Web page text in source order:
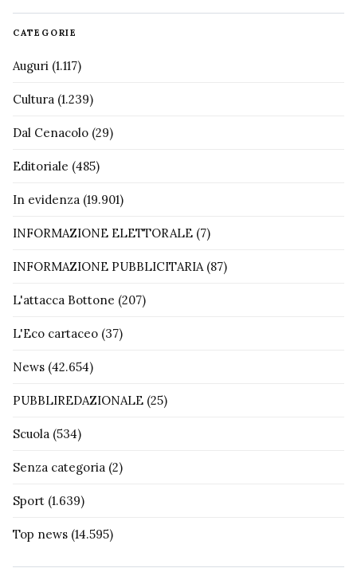
CATEGORIE
Auguri (1.117)
Cultura (1.239)
Dal Cenacolo (29)
Editoriale (485)
In evidenza (19.901)
INFORMAZIONE ELETTORALE (7)
INFORMAZIONE PUBBLICITARIA(87)
L'attacca Bottone (207)
L'Eco cartaceo (37)
News (42.654)
PUBBLIREDAZIONALE (25)
Scuola (534)
Senza categoria (2)
Sport (1.639)
Top news (14.595)